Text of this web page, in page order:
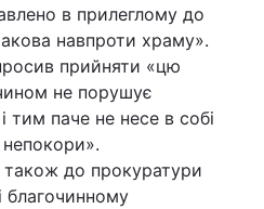
Статті
Думки
Вакансії
в прилеглому до
навпроти храму».
прийняти «цю
не порушує
тим паче не несе в собі
також до прокуратури
благочинному